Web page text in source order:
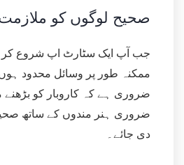
صحیح لوگوں کو
جب آپ ایک سٹارٹ اپ شروع کر
ممکنہ طور پر وسائل محدود
ضروری ہے کہ کاروبار کو بڑھنے
ضروری ہنر مندوں کے ساتھ
دی جائے۔